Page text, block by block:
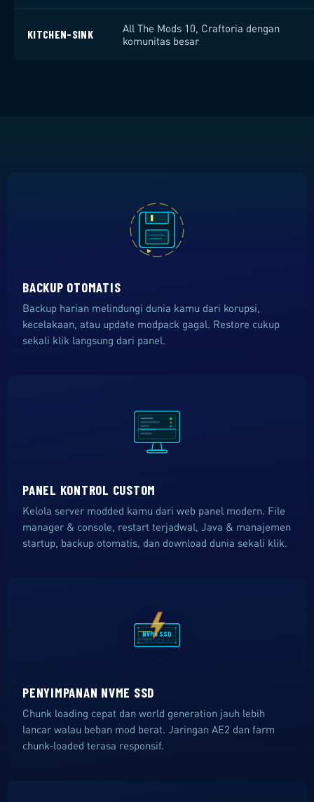
KITCHEN-SINK
All The Mods 10, Craftoria dengan
komunitas besar
PANEL KONTROL CUSTOM
Kelola server modded kamu dari web panel modern. File
manager & console, restart terjadwal, Java & manajemen
startup, backup otomatis, dan download dunia sekali klik.
BACKUP OTOMATIS
Backup harian melindungi dunia kamu dari korupsi,
kecelakaan, atau update modpack gagal. Restore cukup
sekali klik langsung dari panel.
NVMe SSD
M.2 GEN 4
PENYIMPANAN NVME SSD
Chunk loading cepat dan world generation jauh lebih
lancar walau beban mod berat. Jaringan AE2 dan farm
chunk-loaded terasa responsif.